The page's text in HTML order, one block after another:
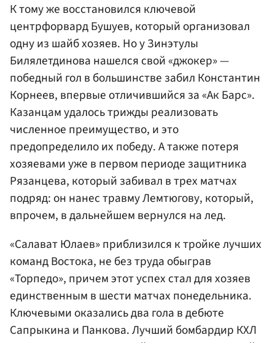
К тому же восстановился ключевой
центрфорвард Бушуев, который организовал
одну из шайб хозяев. Но у Зинэтулы
Билялетдинова нашелся свой «джокер» —
победный гол в большинстве забил Константин
Корнеев, впервые отличившийся за «Ак Барс».
Казанцам удалось трижды реализовать
численное преимущество, и это
предопределило их победу. А также потеря
хозяевами уже в первом периоде защитника
Рязанцева, который забивал в трех матчах
подряд: он нанес травму Лемтюгову, который,
впрочем, в дальнейшем вернулся на лед.
«Салават Юлаев» приблизился к тройке лучших
команд Востока, не без труда обыграв
«Торпедо», причем этот успех стал для хозяев
единственным в шести матчах понедельника.
Ключевыми оказались два гола в дебюте
Сапрыкина и Панкова. Лучший бомбардир КХЛ